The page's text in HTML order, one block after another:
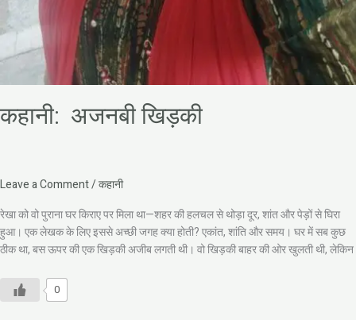
कहानी: अजनबी खिड़की
Leave a Comment/कहानी
रेखा को वो पुराना घर किराए पर मिला था—शहर की हलचल से थोड़ा दूर, शांत और पेड़ों से घिरा
हुआ। एक लेखक के लिए इससे अच्छी जगह क्या होती? एकांत, शांति और समय। घर में सब कुछ
ठीक था, बस ऊपर की एक खिड़की अजीब लगती थी। वो खिड़की बाहर की ओर खुलती थी, लेकिन
0